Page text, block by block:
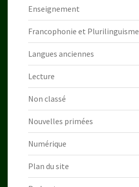
Enseignement
Francophonie et Plurilinguisme
Langues anciennes
Lecture
Non classé
Nouvelles primées
Numérique
Plan du site